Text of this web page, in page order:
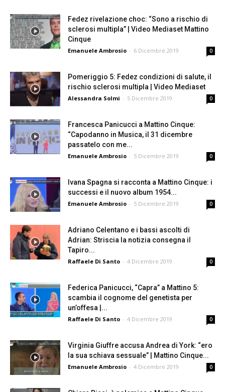
Fedez rivelazione choc: “Sono a rischio di
sclerosi multipla” | Video Mediaset Mattino
Cinque
Emanuele Ambrosio - 6 Dicembre 2019 0
Pomeriggio 5: Fedez condizioni di salute, il
rischio sclerosi multipla | Video Mediaset
Alessandra Solmi - 5 Dicembre 2019 0
Francesca Panicucci a Mattino Cinque:
“Capodanno in Musica, il 31 dicembre
passatelo con me...
Emanuele Ambrosio - 5 Dicembre 2019 0
Ivana Spagna si racconta a Mattino Cinque: i
successi e il nuovo album 1954...
Emanuele Ambrosio - 5 Dicembre 2019 0
Adriano Celentano e i bassi ascolti di
Adrian: Striscia la notizia consegna il
Tapiro...
Raffaele Di Santo - 4 Dicembre 2019 0
Federica Panicucci, “Capra” a Mattino 5:
scambia il cognome del genetista per
un’offesa |...
Raffaele Di Santo - 4 Dicembre 2019 0
Virginia Giuffre accusa Andrea di York: “ero
la sua schiava sessuale” | Mattino Cinque...
Emanuele Ambrosio - 4 Dicembre 2019 0